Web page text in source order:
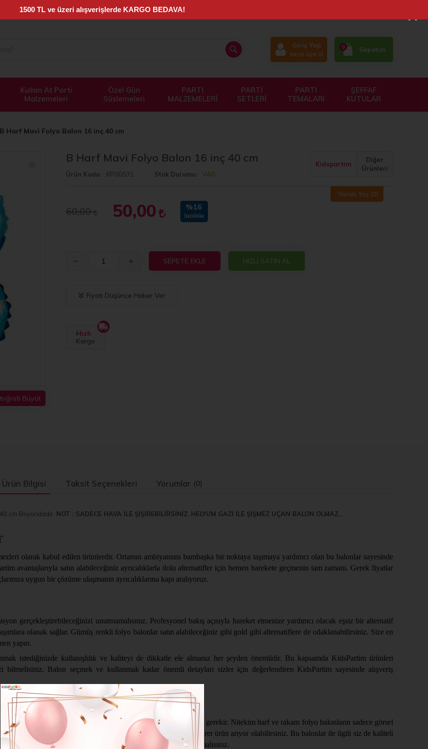
Giriş Yap
veya üye ol
0 Sepetim
Kullan At Parti
Malzemeleri
Özel Gün
Süslemeleri
PARTİ
MALZEMELERİ
PARTİ
SETLERİ
PARTİ
TEMALARI
ŞEFFAF
KUTULAR
B Harf Mavi Folyo Balon 16 inç 40 cm
Büyüt
B Harf Mavi Folyo Balon 16 inç 40 cm Kidspartim
Diğer
Ürünleri
Ürün Kodu KP00531 Stok Durumu VAR
Yorum Yaz (0)
60,00 50,00 %16
İNDIRIM
SEPETE EKLE HIZLI SATIN AL
Fiyatı Düşünce Haber Ver
Hızlı
Kargo
Ürün Bilgisi Taksit Seçenekleri Yorumlar (0)
cm Boyundadır. NOT : SADECE HAVA İLE ŞİŞİREBİLİRSİNİZ. HELYUM GAZI İLE ŞİŞMEZ UÇAN BALON OLMAZ...
olarak kabul edilen ürünlerdir. Ortamın ambiyansını bambaşka bir noktaya taşımaya yardımcı olan bu balonlar sayesinde
avantajlarıyla satın alabileceğiniz ayrıcalıklarla dolu alternatifler için hemen harekete geçmenin tam zamanı. Gerek fiyatlar
uygun bir çözüme ulaşmanın ayrıcalıklarına kapı aralıyoruz.
gerçekleştirebileceğinizi unutmamalısınız. Profesyonel bakış açısıyla hareket etmenize yardımcı olacak eşsiz bir alternatif
olanak sağlar. Gümüş renkli folyo balonlar satın alabileceğiniz gibi gold gibi alternatiflere de odaklanabilirsiniz. Size en
yapın.
istediğinizde kullanışlılık ve kaliteyi de dikkatle ele almanız her şeyden önemlidir. Bu kapsamda KidsPartim ürünleri
bilmelisiniz. Balon seçmek ve kullanmak kadar önemli detayları sizler için değerlendiren KidsPartim sayesinde alışveriş
şart. Bu nedenle fiyatları da dikkatli bir şekilde değerlendirmek gerekir. Nitekim harf ve rakam folyo balonların sadece görsel
Kutlama ya da doğum günü partisi için fazlasıyla önem taşıyan birer ürün arıyor olabilirsiniz. Bu balonlar ile ilgili siz de kaliteli
avantajlı seçeneklere odaklanmanız gerektiğini unutmamalısınız.
×